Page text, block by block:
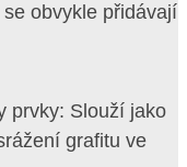
obvykle přidávají
prvky: Slouží jako
grafitu ve